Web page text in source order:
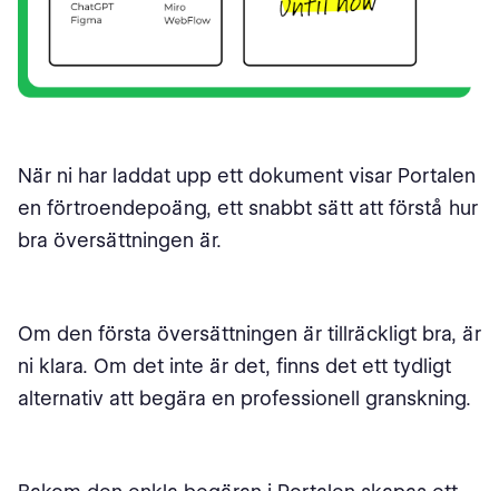
När ni har laddat upp ett dokument visar Portalen
en förtroendepoäng, ett snabbt sätt att förstå hur
bra översättningen är.
Om den första översättningen är tillräckligt bra, är
ni klara. Om det inte är det, finns det ett tydligt
alternativ att begära en professionell granskning.